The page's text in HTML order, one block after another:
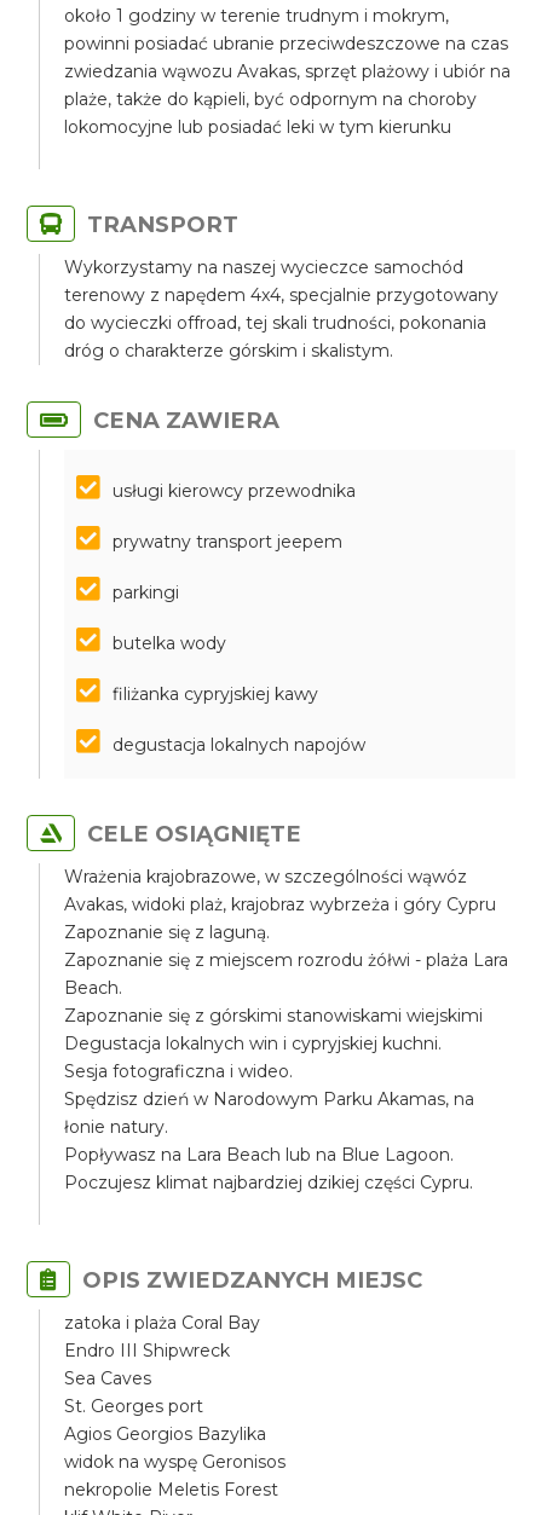
około 1 godziny w terenie trudnym i mokrym,
powinni posiadać ubranie przeciwdeszczowe na czas
zwiedzania wąwozu Avakas, sprzęt plażowy i ubiór na
plaże, także do kąpieli, być odpornym na choroby
lokomocyjne lub posiadać leki w tym kierunku
TRANSPORT
Wykorzystamy na naszej wycieczce samochód
terenowy z napędem 4x4, specjalnie przygotowany
do wycieczki offroad, tej skali trudności, pokonania
dróg o charakterze górskim i skalistym.
CENA ZAWIERA
usługi kierowcy przewodnika
prywatny transport jeepem
parkingi
butelka wody
filiżanka cypryjskiej kawy
degustacja lokalnych napojów
CELE OSIĄGNIĘTE
Wrażenia krajobrazowe, w szczególności wąwóz
Avakas, widoki plaż, krajobraz wybrzeża i góry Cypru
Zapoznanie się z laguną.
Zapoznanie się z miejscem rozrodu żółwi - plaża Lara
Beach.
Zapoznanie się z górskimi stanowiskami wiejskimi
Degustacja lokalnych win i cypryjskiej kuchni.
Sesja fotograficzna i wideo.
Spędzisz dzień w Narodowym Parku Akamas, na
łonie natury.
Popływasz na Lara Beach lub na Blue Lagoon.
Poczujesz klimat najbardziej dzikiej części Cypru.
OPIS ZWIEDZANYCH MIEJSC
zatoka i plaża Coral Bay
Endro III Shipwreck
Sea Caves
St. Georges port
Agios Georgios Bazylika
widok na wyspę Geronisos
nekropolie Meletis Forest